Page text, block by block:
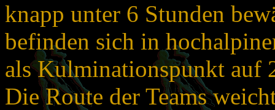
knapp unter 6 Stunden
befinden sich in
als Kulminationspunkt auf
Die Route der Teams